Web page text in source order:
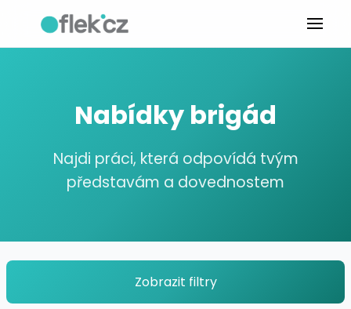
Nabídky brigád
Najdi práci, která odpovídá tvým
představám a dovednostem
Zobrazit filtry